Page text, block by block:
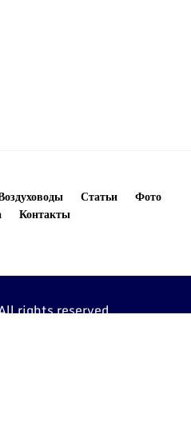
Статьи
Фото
Контакты
rights reserved